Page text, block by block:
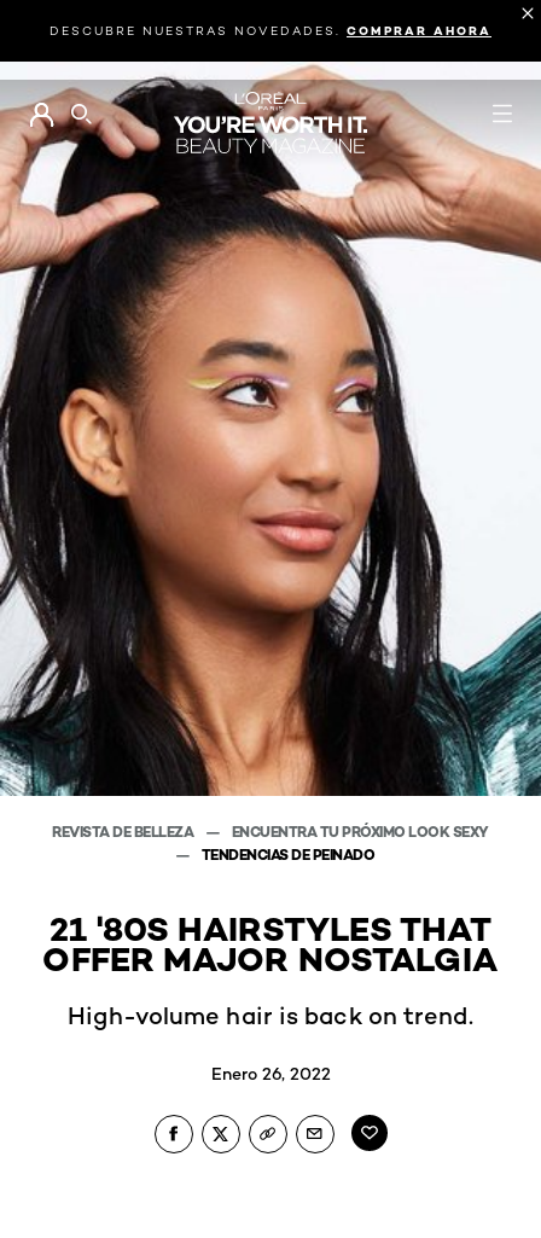
DESCUBRE NUESTRAS NOVEDADES. COMPRAR AHORA
BUSCAR
REVISTA DE BELLEZA
ENCUENTRA TU PRÓXIMO LOOK SEXY
TENDENCIAS DE PEINADO
21 '80S HAIRSTYLES THAT
OFFER MAJOR NOSTALGIA
High-volume hair is back on trend.
Enero 26, 2022